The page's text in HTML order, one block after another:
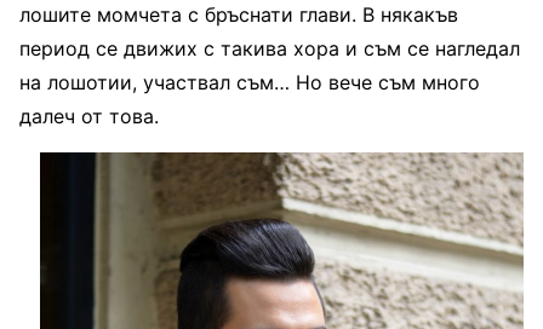
лошите момчета с бръснати глави. В някакъв
период се движих с такива хора и съм се нагледал
на лошотии, участвал съм… Но вече съм много
далеч от това.